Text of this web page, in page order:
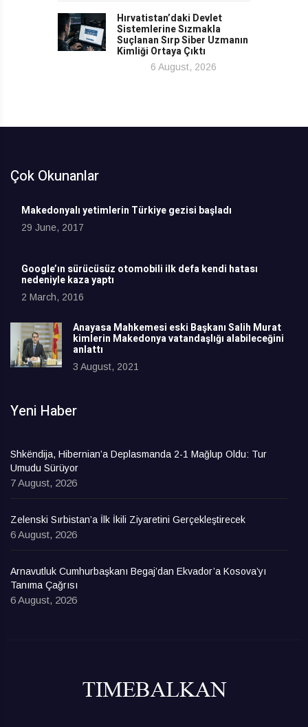
Hırvatistan’daki Devlet
Sistemlerine Sızmakla
Suçlanan Sırp Siber Uzmanın
Kimliği Ortaya Çıktı
6 August, 2026
Çok Okunanlar
Makedonyalı yetimlerin Türkiye gezisi başladı
29 June, 2017
Google’ın sürücüsüz otomobili ilk defa kendi hatası
nedeniyle kaza yaptı
2 March, 2016
Anayasa Mahkemesi eski Başkanı Salih Murat
kimlerin Makedonya vatandaşlığı alabileceğini
anlattı
3 August, 2021
Yeni Haber
Shkëndija, Hibernian’a Deplasmanda 2-1 Mağlup Oldu: Tur
Umudu Sürüyor
7 August, 2026
Zelenski Sırbistan’a İlk İkili Ziyaretini Gerçekleştirecek
6 August, 2026
Arnavutluk Cumhurbaşkanı Begaj’dan Ekvador’a Kosova’yı
Tanıma Çağrısı
6 August, 2026